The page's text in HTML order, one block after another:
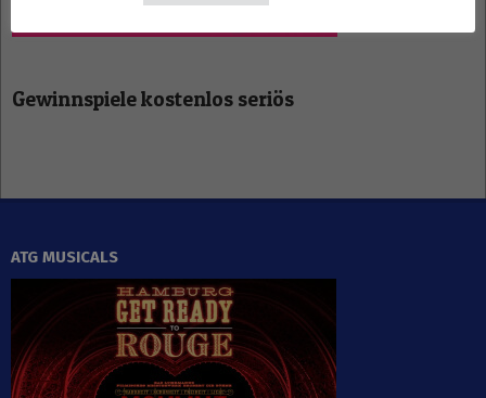
Gewinnspiele kostenlos seriös
ATG MUSICALS